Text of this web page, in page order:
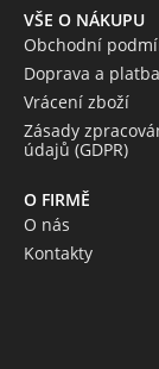
VŠE O NÁKUPU
Obchodní
Doprava a platba
Vrácení zboží
Zásady
údajů (GDPR)
O FIRMĚ
O nás
Kontakty